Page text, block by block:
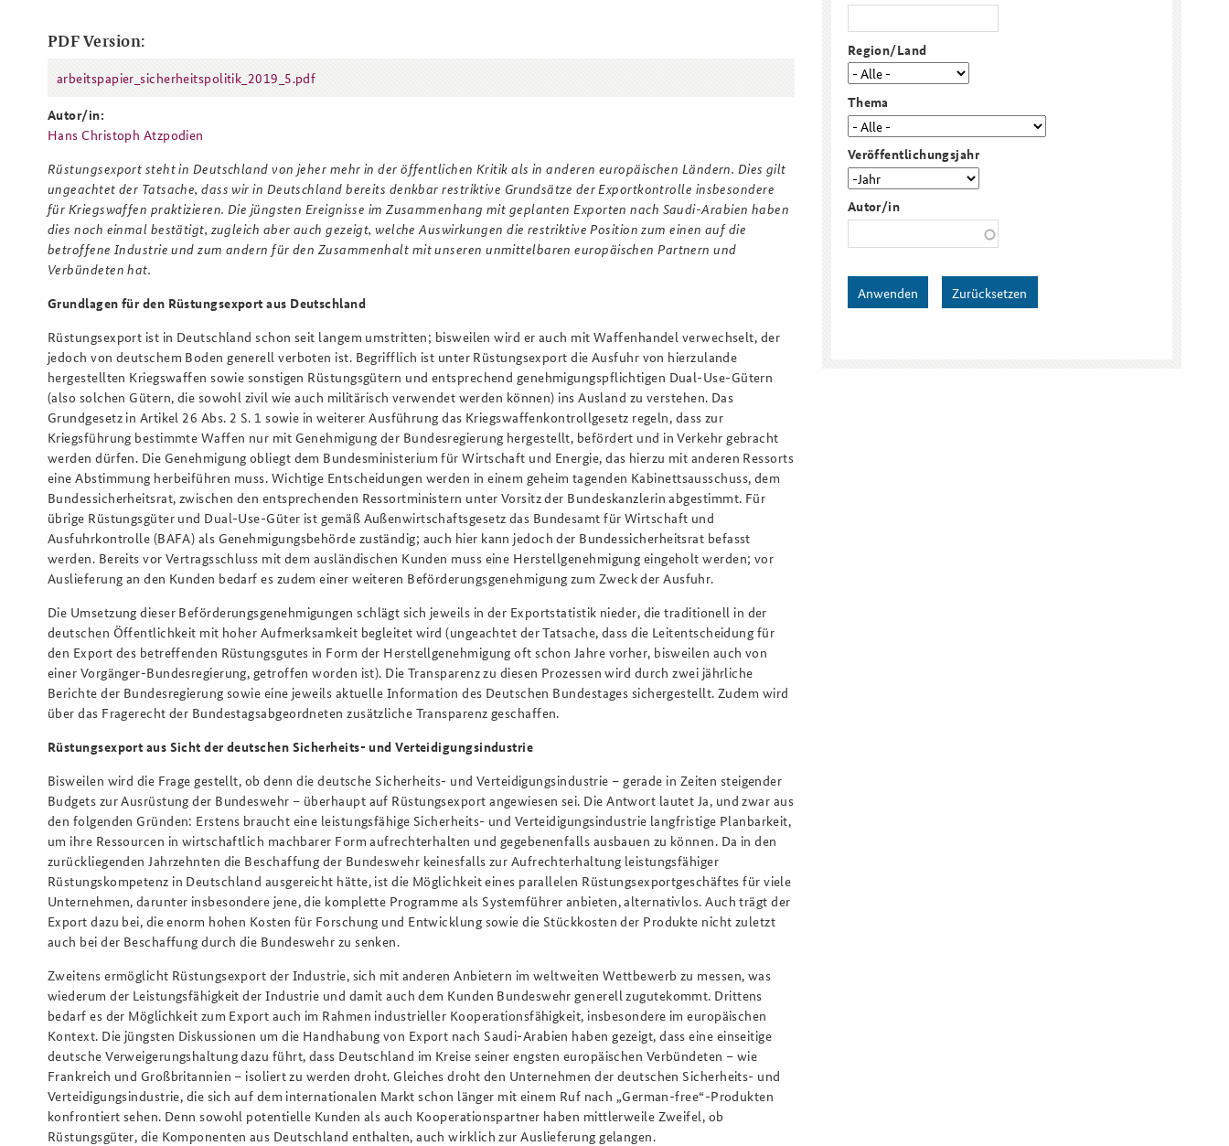
Praktika an der BAKS Freundeskreis
Arbeitskreis "Junge
Studierendenkonferenz
PDF Version:
arbeitspapier_sicherheitspolitik_2019_5.pdf
arbeitspapier_sicherheitspolitik_2019_5.pdf
Autor/in:
Hans Christoph Atzpodien
Rüstungsexport steht in Deutschland von jeher mehr in der öffentlichen Kritik als in anderen europäischen Ländern. Dies gilt
ungeachtet der Tatsache, dass wir in Deutschland bereits denkbar restriktive Grundsätze der Exportkontrolle insbesondere
für Kriegswaffen praktizieren. Die jüngsten Ereignisse im Zusammenhang mit geplanten Exporten nach Saudi-Arabien haben
dies noch einmal bestätigt, zugleich aber auch gezeigt, welche Auswirkungen die restriktive Position zum einen auf die
betroffene Industrie und zum andern für den Zusammenhalt mit unseren unmittelbaren europäischen Partnern und
Verbündeten hat.
Grundlagen für den Rüstungsexport aus Deutschland
Rüstungsexport ist in Deutschland schon seit langem umstritten; bisweilen wird er auch mit Waffenhandel verwechselt, der
jedoch von deutschem Boden generell verboten ist. Begrifflich ist unter Rüstungsexport die Ausfuhr von hierzulande
hergestellten Kriegswaffen sowie sonstigen Rüstungsgütern und entsprechend genehmigungspflichtigen Dual-Use-Gütern
(also solchen Gütern, die sowohl zivil wie auch militärisch verwendet werden können) ins Ausland zu verstehen. Das
Grundgesetz in Artikel 26 Abs. 2 S. 1 sowie in weiterer Ausführung das Kriegswaffenkontrollgesetz regeln, dass zur
Kriegsführung bestimmte Waffen nur mit Genehmigung der Bundesregierung hergestellt, befördert und in Verkehr gebracht
werden dürfen. Die Genehmigung obliegt dem Bundesministerium für Wirtschaft und Energie, das hierzu mit anderen Ressorts
eine Abstimmung herbeiführen muss. Wichtige Entscheidungen werden in einem geheim tagenden Kabinettsausschuss, dem
Bundessicherheitsrat, zwischen den entsprechenden Ressortministern unter Vorsitz der Bundeskanzlerin abgestimmt. Für
übrige Rüstungsgüter und Dual-Use-Güter ist gemäß Außenwirtschaftsgesetz das Bundesamt für Wirtschaft und
Ausfuhrkontrolle (BAFA) als Genehmigungsbehörde zuständig; auch hier kann jedoch der Bundessicherheitsrat befasst
werden. Bereits vor Vertragsschluss mit dem ausländischen Kunden muss eine Herstellgenehmigung eingeholt werden; vor
Auslieferung an den Kunden bedarf es zudem einer weiteren Beförderungsgenehmigung zum Zweck der Ausfuhr.
Die Umsetzung dieser Beförderungsgenehmigungen schlägt sich jeweils in der Exportstatistik nieder, die traditionell in der
deutschen Öffentlichkeit mit hoher Aufmerksamkeit begleitet wird (ungeachtet der Tatsache, dass die Leitentscheidung für
den Export des betreffenden Rüstungsgutes in Form der Herstellgenehmigung oft schon Jahre vorher, bisweilen auch von
einer Vorgänger-Bundesregierung, getroffen worden ist). Die Transparenz zu diesen Prozessen wird durch zwei jährliche
Berichte der Bundesregierung sowie eine jeweils aktuelle Information des Deutschen Bundestages sichergestellt. Zudem wird
über das Fragerecht der Bundestagsabgeordneten zusätzliche Transparenz geschaffen.
Rüstungsexport aus Sicht der deutschen Sicherheits- und Verteidigungsindustrie
Bisweilen wird die Frage gestellt, ob denn die deutsche Sicherheits- und Verteidigungsindustrie – gerade in Zeiten steigender
Budgets zur Ausrüstung der Bundeswehr – überhaupt auf Rüstungsexport angewiesen sei. Die Antwort lautet Ja, und zwar aus
den folgenden Gründen: Erstens braucht eine leistungsfähige Sicherheits- und Verteidigungsindustrie langfristige Planbarkeit,
um ihre Ressourcen in wirtschaftlich machbarer Form aufrechterhalten und gegebenenfalls ausbauen zu können. Da in den
zurückliegenden Jahrzehnten die Beschaffung der Bundeswehr keinesfalls zur Aufrechterhaltung leistungsfähiger
Rüstungskompetenz in Deutschland ausgereicht hätte, ist die Möglichkeit eines parallelen Rüstungsexportgeschäftes für viele
Unternehmen, darunter insbesondere jene, die komplette Programme als Systemführer anbieten, alternativlos. Auch trägt der
Export dazu bei, die enorm hohen Kosten für Forschung und Entwicklung sowie die Stückkosten der Produkte nicht zuletzt
auch bei der Beschaffung durch die Bundeswehr zu senken.
Zweitens ermöglicht Rüstungsexport der Industrie, sich mit anderen Anbietern im weltweiten Wettbewerb zu messen, was
wiederum der Leistungsfähigkeit der Industrie und damit auch dem Kunden Bundeswehr generell zugutekommt. Drittens
bedarf es der Möglichkeit zum Export auch im Rahmen industrieller Kooperationsfähigkeit, insbesondere im europäischen
Kontext. Die jüngsten Diskussionen um die Handhabung von Export nach Saudi-Arabien haben gezeigt, dass eine einseitige
deutsche Verweigerungshaltung dazu führt, dass Deutschland im Kreise seiner engsten europäischen Verbündeten – wie
Frankreich und Großbritannien – isoliert zu werden droht. Gleiches droht den Unternehmen der deutschen Sicherheits- und
Verteidigungsindustrie, die sich auf dem internationalen Markt schon länger mit einem Ruf nach „German-free“-Produkten
konfrontiert sehen. Denn sowohl potentielle Kunden als auch Kooperationspartner haben mittlerweile Zweifel, ob
Rüstungsgüter, die Komponenten aus Deutschland enthalten, auch wirklich zur Auslieferung gelangen.
Region/Land
Thema
Veröffentlichungsjahr
Veröffentlichungsjahr
Jahr
Autor/in